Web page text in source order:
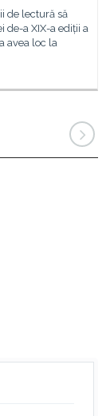
de lectură să
de-a XIX-a ediții a
avea loc la